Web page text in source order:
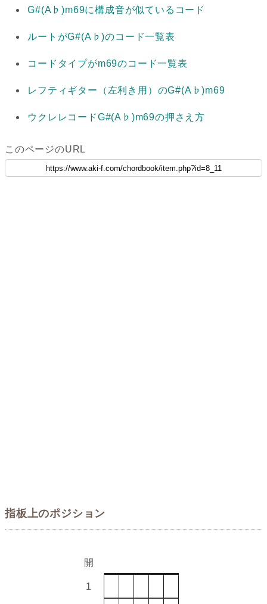
G#(A♭)m69に構成音が似ているコード
ルートがG#(A♭)のコード一覧表
コードタイプがm69のコード一覧表
レフティギター（左利き用）のG#(A♭)m69
ウクレレコードG#(A♭)m69の押さえ方
このページのURL
指板上のポジション
開
1